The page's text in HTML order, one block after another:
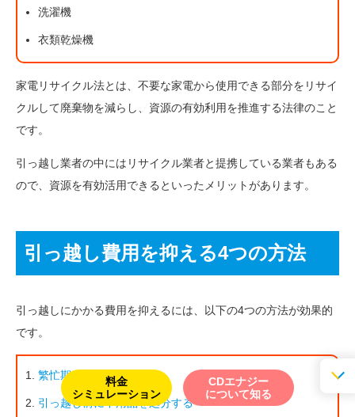
洗濯機
衣類乾燥機
家電リサイクル法とは、不要な家電から使用できる部分をリサイ
クルして廃棄物を減らし、資源の有効利用を推進する法律のこと
です。
引っ越し業者の中にはリサイクル業者と提携している業者もある
ので、資源を有効活用できるといったメリットがあります。
引っ越し費用を抑える4つの方法
引っ越しにかかる費用を抑えるには、以下の4つの方法が効果的
です。
繁忙期を避ける
引っ越し前に不用品を処分する
料金
シミュレーション
CDエナジー
について知る